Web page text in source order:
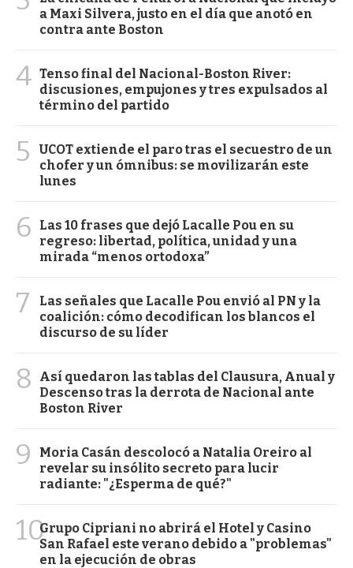
a Maxi Silvera, justo en el día que anotó en
contra ante Boston
4 Tenso final del Nacional-Boston River:
discusiones, empujones y tres expulsados al
término del partido
5
UCOT extiende el paro tras el secuestro de un
chofer y un ómnibus: se movilizarán este
lunes
6
Las 10 frases que dejó Lacalle Pou en su
regreso: libertad, política, unidad y una
mirada “menos ortodoxa”
7
Las señales que Lacalle Pou envió al PN y la
coalición: cómo decodifican los blancos el
discurso de su líder
8
Así quedaron las tablas del Clausura, Anual y
Descenso tras la derrota de Nacional ante
Boston River
9
Moria Casán descolocó a Natalia Oreiro al
revelar su insólito secreto para lucir
radiante: "¿Esperma de qué?"
10Grupo Cipriani no abrirá el Hotel y Casino
San Rafael este verano debido a "problemas"
en la ejecución de obras